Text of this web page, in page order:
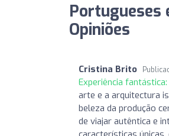
Portugueses
Opiniões
Cristina Brito
Experiência fantástica:
arte e a arquitectura
beleza da produção
de viajar autêntica e